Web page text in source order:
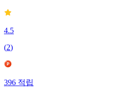
4.5
(2)
396 적립